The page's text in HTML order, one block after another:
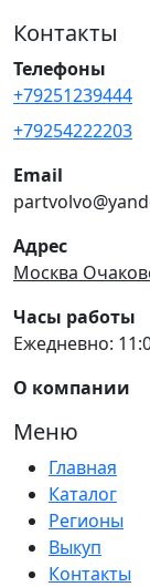
Контакты
Телефоны
+79251239444
+79254222203
Email
Адрес
Москва
Часы работы
Ежедневно:
О компании
Меню
Главная
Каталог
Регионы
Выкуп
Контакты